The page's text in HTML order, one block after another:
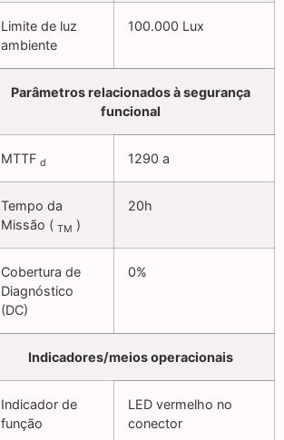
Limite de luz
ambiente
100.000 Lux
Parâmetros relacionados à segurança
funcional
MTTF d 1290 a
Tempo da
Missão ( TM )
20h
Cobertura de
Diagnóstico
(DC)
0%
Indicadores/meios operacionais
Indicador de
função
LED vermelho no
conector